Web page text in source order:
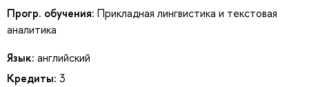
Прогр. обучения: Прикладная лингвистика и текстовая
аналитика
Язык: английский
Кредиты: 3